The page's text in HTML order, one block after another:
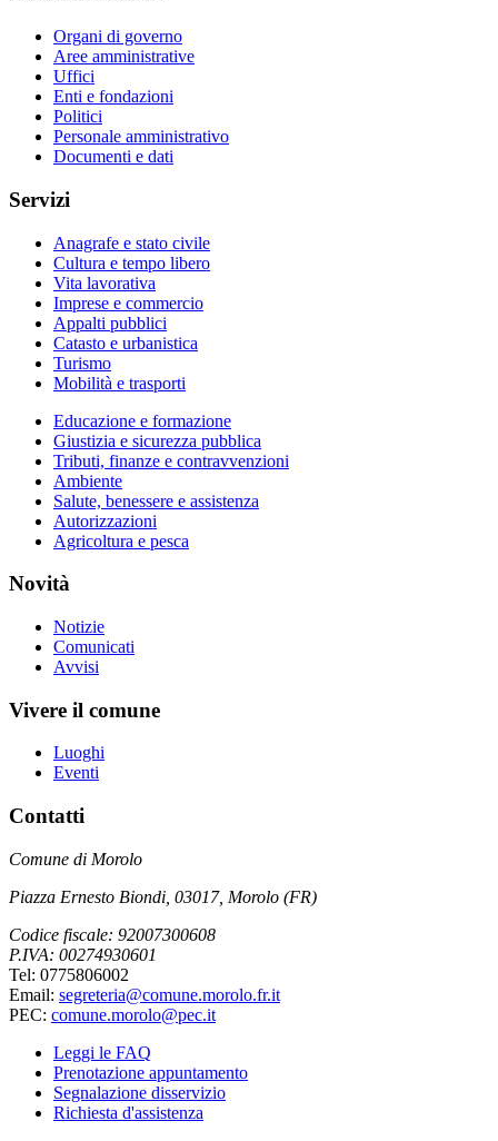
Organi di governo
Aree amministrative
Uffici
Enti e fondazioni
Politici
Personale amministrativo
Documenti e dati
Servizi
Anagrafe e stato civile
Cultura e tempo libero
Vita lavorativa
Imprese e commercio
Appalti pubblici
Catasto e urbanistica
Turismo
Mobilità e trasporti
Educazione e formazione
Giustizia e sicurezza pubblica
Tributi, finanze e contravvenzioni
Ambiente
Salute, benessere e assistenza
Autorizzazioni
Agricoltura e pesca
Novità
Notizie
Comunicati
Avvisi
Vivere il comune
Luoghi
Eventi
Contatti
Comune di Morolo
Piazza Ernesto Biondi, 03017, Morolo (FR)
Codice fiscale: 92007300608
P.IVA: 00274930601
Tel: 0775806002
Email: segreteria@comune.morolo.fr.it
PEC: comune.morolo@pec.it
Leggi le FAQ
Prenotazione appuntamento
Segnalazione disservizio
Richiesta d'assistenza